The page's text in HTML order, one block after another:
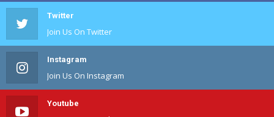
Twitter
Join Us On Twitter
Instagram
Join Us On Instagram
Youtube